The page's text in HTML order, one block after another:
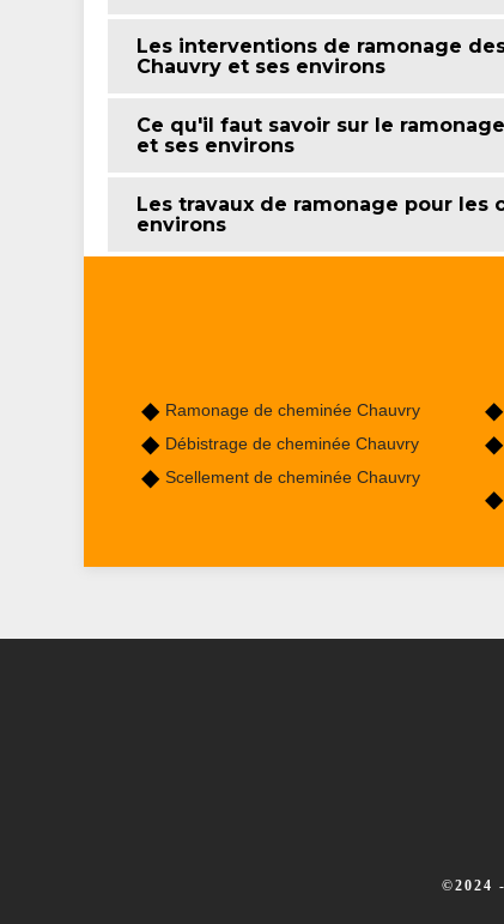
Les interventions de ramonage
Chauvry et ses environs
Ce qu'il faut savoir sur le
et ses environs
Les travaux de ramonage pour les
environs
Ramonage de cheminée Chauvry
Débistrage de cheminée Chauvry
Scellement de cheminée Chauvry
©2024